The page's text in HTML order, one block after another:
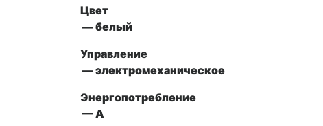
Цвет
— белый
Управление
— электромеханическое
Энергопотребление
— А